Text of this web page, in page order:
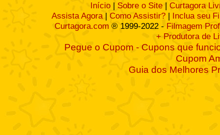
Início | Sobre o Site | Curtagora
Assista Agora| Como Assistir? | Inclua seu
Curtagora.com ® 1999-2022 - Filmagem
+ Produtora de
Pegue o Cupom - Cupons que
Cupom
Guia dos Melhores